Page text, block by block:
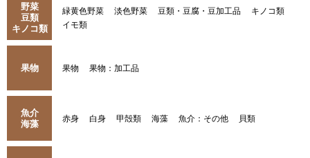
野菜
豆類
キノコ類
緑黄色野菜 淡色野菜 豆類・豆腐・豆加工品
キノコ類
イモ類
果物 果物 果物：加工品
魚介
海藻
赤身 白身 甲殻類 海藻 魚介：その他 貝類